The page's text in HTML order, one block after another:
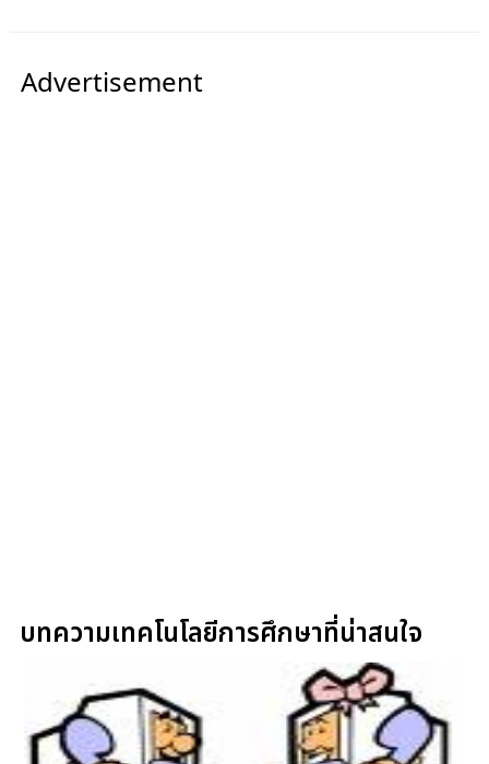
Advertisement
บทความเทคโนโลยีการศึกษาที่น่าสนใจ